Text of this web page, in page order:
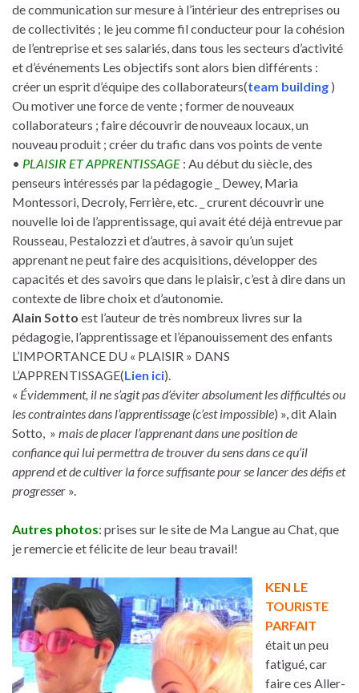
de communication sur mesure à l’intérieur des entreprises ou
de collectivités ; le jeu comme fil conducteur pour la cohésion
de l’entreprise et ses salariés, dans tous les secteurs d’activité
et d’événements Les objectifs sont alors bien différents :
créer un esprit d’équipe des collaborateurs(team building )
Ou motiver une force de vente ; former de nouveaux
collaborateurs ; faire découvrir de nouveaux locaux, un
nouveau produit ; créer du trafic dans vos points de vente
• PLAISIR ET APPRENTISSAGE : Au début du siècle, des
penseurs intéressés par la pédagogie _ Dewey, Maria
Montessori, Decroly, Ferrière, etc. _ crurent découvrir une
nouvelle loi de l’apprentissage, qui avait été déjà entrevue par
Rousseau, Pestalozzi et d’autres, à savoir qu’un sujet
apprenant ne peut faire des acquisitions, développer des
capacités et des savoirs que dans le plaisir, c’est à dire dans un
contexte de libre choix et d’autonomie.
Alain Sotto est l’auteur de très nombreux livres sur la
pédagogie, l’apprentissage et l’épanouissement des enfants
L’IMPORTANCE DU « PLAISIR » DANS
L’APPRENTISSAGE(Lien ici).
« Évidemment, il ne s’agit pas d’éviter absolument les difficultés ou
les contraintes dans l’apprentissage (c’est impossible) », dit Alain
Sotto, » mais de placer l’apprenant dans une position de
confiance qui lui permettra de trouver du sens dans ce qu’il
apprend et de cultiver la force suffisante pour se lancer des défis et
progresser ».
Autres photos: prises sur le site de Ma Langue au Chat, que
je remercie et félicite de leur beau travail!
KEN LE
TOURISTE
PARFAIT
était un peu
fatigué, car
faire ces Aller-